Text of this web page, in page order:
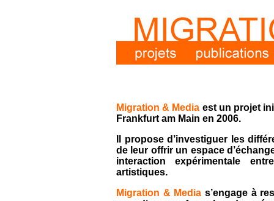
Migration & Media est un projet
Frankfurt am Main en 2006.
Il propose d’investiguer les
de leur offrir un espace
interaction expérimentale
artistiques.
Migration & Media s’engage à